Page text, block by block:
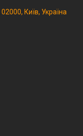
Київ, Україна